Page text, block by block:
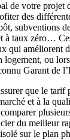
de votre projet
des
subventions
à taux zéro…
qui améliorent
logement, ou
Garant de
que le tarif
et à la
du meilleur
sur le plan